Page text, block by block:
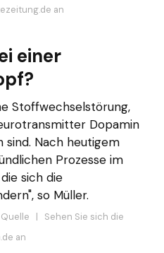
an
einer
Stoffwechselstörung,
Dopamin
Nach heutigem
Prozesse im
sich die
so Müller.
| Sehen Sie sich die
an